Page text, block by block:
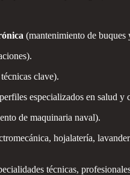
(mantenimiento de buques
clave).
especializados en salud y
de maquinaria naval).
hojalatería,
técnicas,